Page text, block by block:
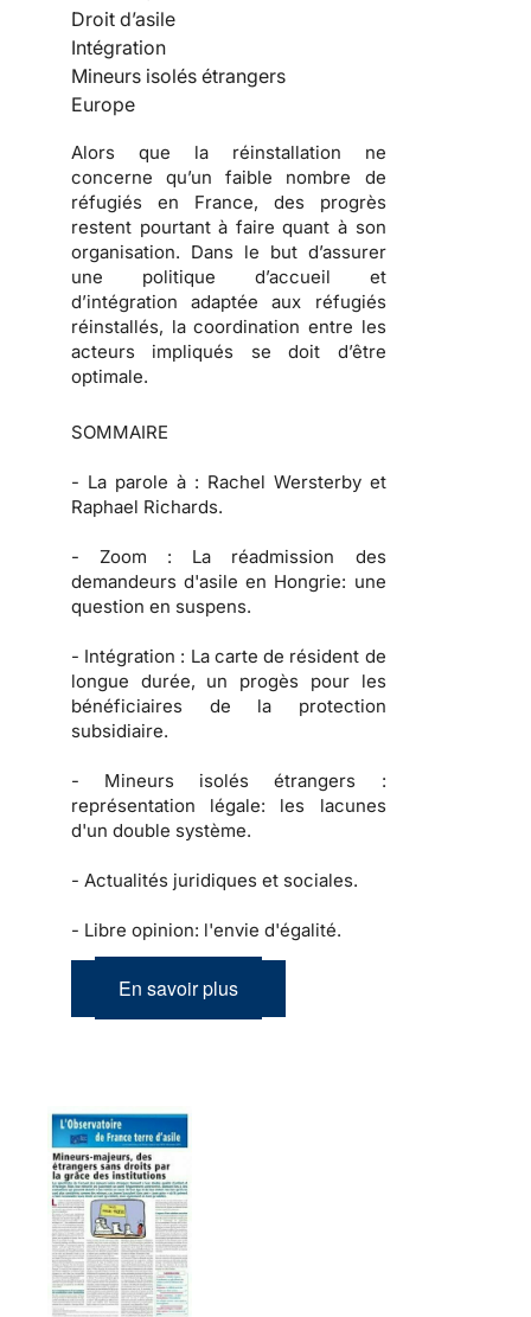
Droit d’asile
Intégration
Mineurs isolés étrangers
Europe
Alors que la réinstallation ne
concerne qu’un faible nombre de
réfugiés en France, des progrès
restent pourtant à faire quant à son
organisation. Dans le but d’assurer
une politique d’accueil et
d’intégration adaptée aux réfugiés
réinstallés, la coordination entre les
acteurs impliqués se doit d’être
optimale.
SOMMAIRE
- La parole à : Rachel Wersterby et
Raphael Richards.
-Zoom : La réadmission des
demandeurs d'asile en Hongrie: une
question en suspens.
- Intégration : La carte de résident de
longue durée, un progès pour les
bénéficiaires de la protection
subsidiaire.
- Mineurs isolés étrangers :
représentation légale: les lacunes
d'un double système.
- Actualités juridiques et sociales.
- Libre opinion: l'envie d'égalité.
En savoir plus